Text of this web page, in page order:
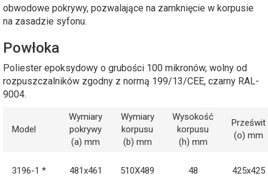
obwodowe pokrywy, pozwalające na zamknięcie w korpusie
na zasadzie syfonu.
Powłoka
Poliester epoksydowy o grubości 100 mikronów, wolny od
rozpuszczalników zgodny z normą 199/13/CEE, czarny RAL-
9004.
Model
Wymiary
pokrywy
(a) mm
Wymiary
korpusu
(b) mm
Wysokość
korpusu
(h) mm
Prześwit
(o) mm
3196-1 * 481x461 510X489 48 425x425